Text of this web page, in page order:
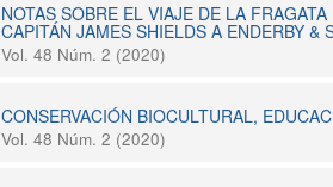
NOTAS SOBRE EL VIAJE DE LA
CAPITÁN JAMES SHIELDS A ENDERBY &
Vol. 48 Núm. 2 (2020)
CONSERVACIÓN BIOCULTURAL,
Vol. 48 Núm. 2 (2020)